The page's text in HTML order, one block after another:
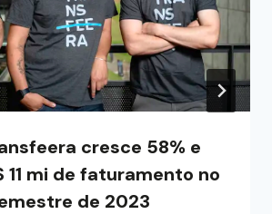
cresce 58% e
11 mi de faturamento no
de 2023